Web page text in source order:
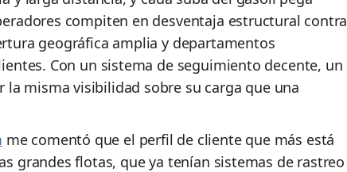
compiten en desventaja estructural contra
geográfica amplia y departamentos
Con un sistema de seguimiento decente, un
misma visibilidad sobre su carga que una
me comentó que el perfil de cliente que más está
grandes flotas, que ya tenían sistemas de rastreo